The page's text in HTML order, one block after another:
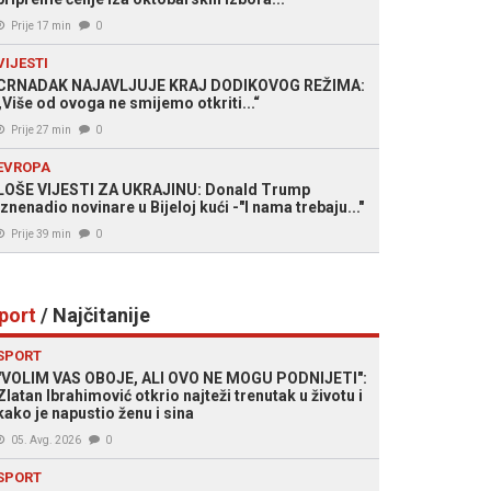
Prije 17 min 0
NAJAVLJUJE KRAJ DODIKOVOG REŽIMA:
od ovoga ne smijemo otkriti...“
Prije 27 min 0
VIJESTI ZA UKRAJINU: Donald Trump
novinare u Bijeloj kući -"I nama trebaju..."
Prije 39 min 0
/ Najčitanije
VAS OBOJE, ALI OVO NE MOGU PODNIJETI":
Ibrahimović otkrio najteži trenutak u životu i
je napustio ženu i sina
05. Avg. 2026 0